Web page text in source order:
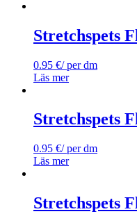
Stretchspets
0.95 €/ per dm
Läs mer
Stretchspets
0.95 €/ per dm
Läs mer
Stretchspets